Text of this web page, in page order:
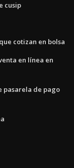
cusip
cotizan en bolsa
en línea en
pasarela de pago